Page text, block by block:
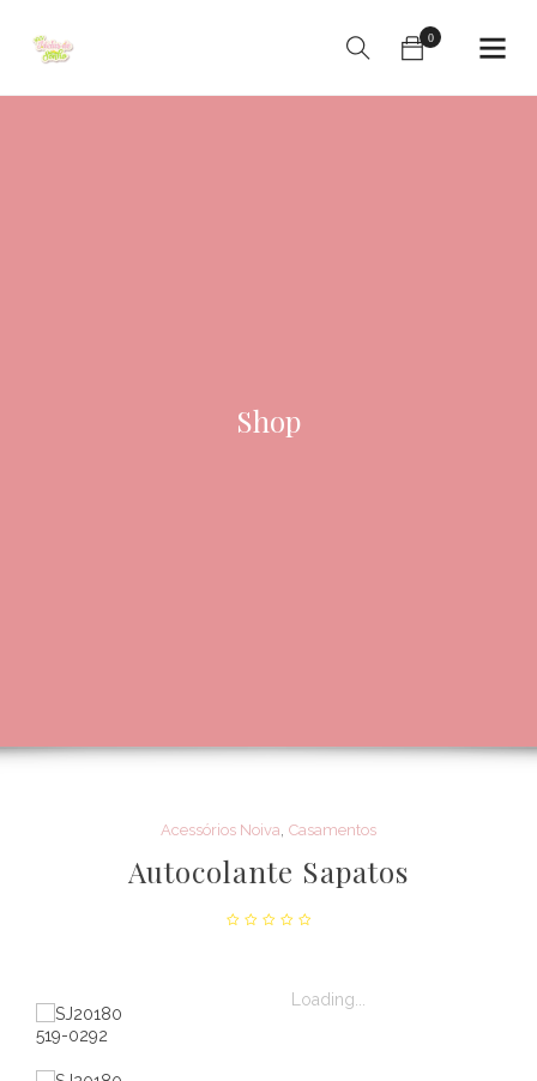
0
Shop
Acessórios Noiva Casamentos
Autocolante Sapatos
Loading...